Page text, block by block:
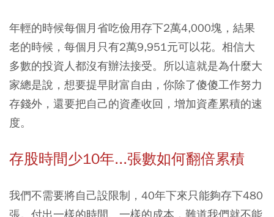
年輕的時候每個月省吃儉用存下2萬4,000塊，結果
老的時候，每個月只有2萬9,951元可以花。相信大
多數的投資人都沒有辦法接受。所以這就是為什麼大
家總是說，想要提早財富自由，你除了傻傻工作努力
存錢外，還要把自己的資產收回，增加資產累積的速
度。
存股時間少10年...張數如何翻倍累積
我們不需要將自己設限制，40年下來只能夠存下480